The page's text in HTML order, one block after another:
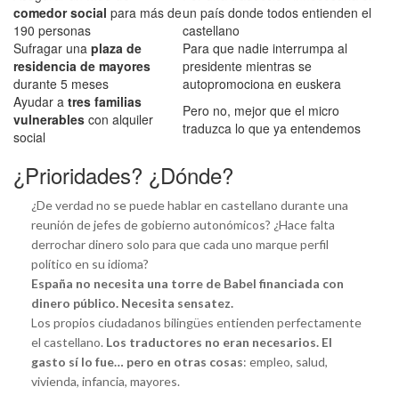
comedor social para más de
190 personas
un país donde todos entienden el
castellano
Sufragar una plaza de
residencia de mayores
durante 5 meses
Para que nadie interrumpa al
presidente mientras se
autopromociona en euskera
Ayudar a tres familias
vulnerables con alquiler
social
Pero no, mejor que el micro
traduzca lo que ya entendemos
¿Prioridades? ¿Dónde?
¿De verdad no se puede hablar en castellano durante una
reunión de jefes de gobierno autonómicos? ¿Hace falta
derrochar dinero solo para que cada uno marque perfil
político en su idioma?
España no necesita una torre de Babel financiada con
dinero público. Necesita sensatez.
Los propios ciudadanos bilingües entienden perfectamente
el castellano. Los traductores no eran necesarios. El
gasto sí lo fue… pero en otras cosas: empleo, salud,
vivienda, infancia, mayores.